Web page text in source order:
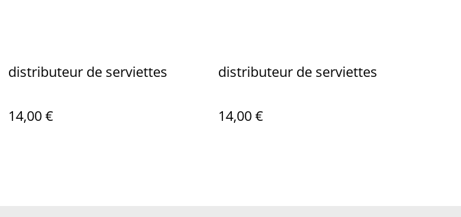
distributeur de serviettes
14,00 €
distributeur de serviettes
14,00 €